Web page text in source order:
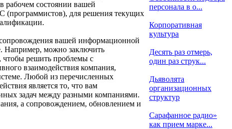
рабочем состоянии вашей
(программистов), для решения текущих
вашей информационной
Например, можно заключить
чтобы решить проблемы с
взаимодействия компания,
Любой из перечисленных
является то, что вам
задач между разными компаниями.
а сопровождением, обновлением и
персонала в о...
Корпоративная
культура
Десять раз отмерь,
один раз струк...
Дьяволята
организационных
структур
Сарафанное радио»
как прием марке...